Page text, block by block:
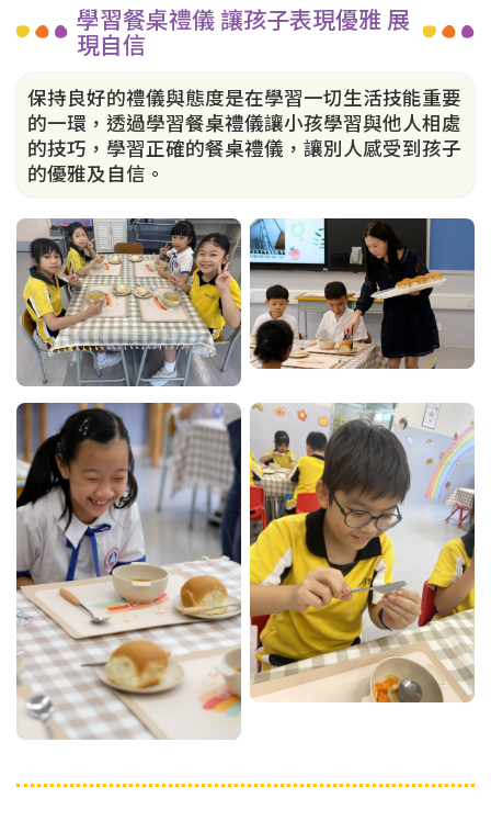
學習餐桌禮儀 讓孩子表現優雅 展
現自信
保持良好的禮儀與態度是在學習一切生活技能重要
的一環，透過學習餐桌禮儀讓小孩學習與他人相處
的技巧，學習正確的餐桌禮儀，讓別人感受到孩子
的優雅及自信。